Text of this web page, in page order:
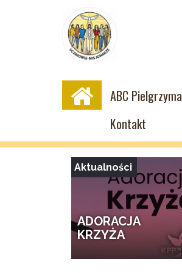
ABC Pielgrzyma
Kontakt
GRU
2019
ADORACJA
KRZYŻA
Aktualności